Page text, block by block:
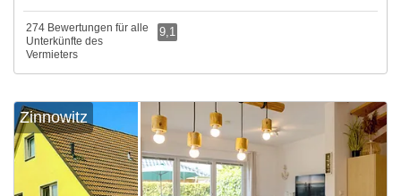
274 Bewertungen für alle
Unterkünfte des
Vermieters
9,1
Zinnowitz